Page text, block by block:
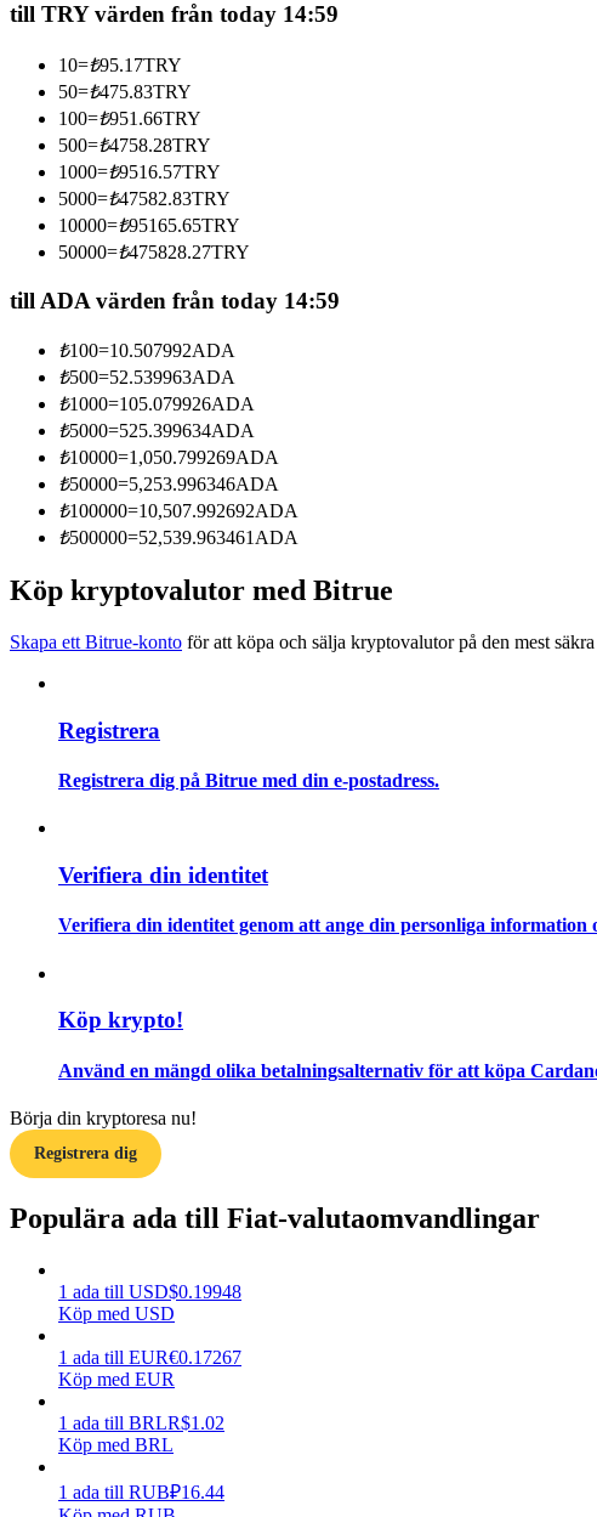
Kopiera Trading
Gå med de bästa handlarna
Bli en Copy Trader
Njut av vinstdelning och kopieringshandelsprovisioner
Information
Big data-analys inklusive handelsinformation, etc.
Guide
Futures startguide
Handelsstrategier
Lär dig hur du håller dig lönsam
till TRY värden från today 14:59
10=₺95.17TRY
50=₺475.83TRY
100=₺951.66TRY
500=₺4758.28TRY
1000=₺9516.57TRY
5000=₺47582.83TRY
10000=₺95165.65TRY
50000=₺475828.27TRY
till ADA värden från today 14:59
₺100=10.507992ADA
₺500=52.539963ADA
₺1000=105.079926ADA
₺5000=525.399634ADA
₺10000=1,050.799269ADA
₺50000=5,253.996346ADA
₺100000=10,507.992692ADA
₺500000=52,539.963461 ADA
Köp kryptovalutor med Bitrue
Skapa ett Bitrue-konto för att köpa och sälja kryptovalutor på den mest
Registrera
Registrera dig på Bitrue med din e-postadress.
Verifiera din identitet
Verifiera din identitet genom att ange din personliga
Köp krypto!
Använd en mängd olika betalningsalternativ för att köpa
Börja din kryptoresa nu!
Registrera dig
Populära ada till Fiat-valutaomvandlingar
1 ada till USD$0.19948
Köp med USD
1 ada till EUR€0.17267
Köp med EUR
1 ada till BRLR$1.02
Köp med BRL
1 ada till RUB₽16.44